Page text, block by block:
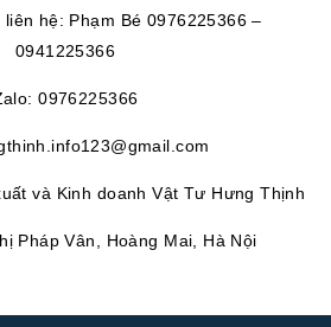
hệ: Phạm Bé 0976225366 –
0941225366
0976225366
và Kinh doanh Vật Tư Hưng Thịnh
Pháp Vân, Hoàng Mai, Hà Nội